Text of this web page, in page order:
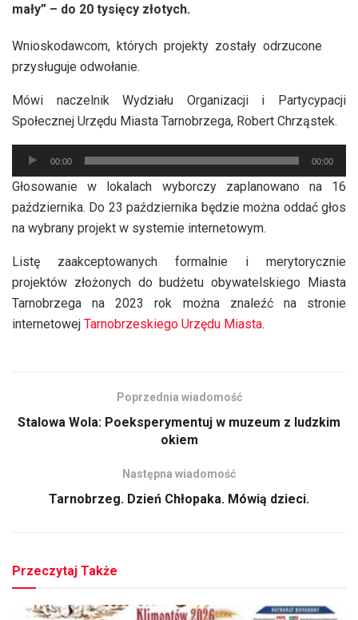
mały” – do 20 tysięcy złotych.
Wnioskodawcom, których projekty zostały odrzucone
przysługuje odwołanie.
Mówi naczelnik Wydziału Organizacji i Partycypacji
Społecznej Urzędu Miasta Tarnobrzega, Robert Chrząstek.
Odtwarzacz
plików
dźwiękowych
00:00 00:00
Głosowanie w lokalach wyborczy zaplanowano na 16
października. Do 23 października będzie można oddać głos
na wybrany projekt w systemie internetowym.
Listę zaakceptowanych formalnie i merytorycznie
projektów złożonych do budżetu obywatelskiego Miasta
Tarnobrzega na 2023 rok można znaleźć na stronie
internetowej Tarnobrzeskiego Urzędu Miasta.
Poprzednia wiadomość
Stalowa Wola: Poeksperymentuj w muzeum z ludzkim
okiem
Następna wiadomość
Tarnobrzeg. Dzień Chłopaka. Mówią dzieci.
Przeczytaj Także